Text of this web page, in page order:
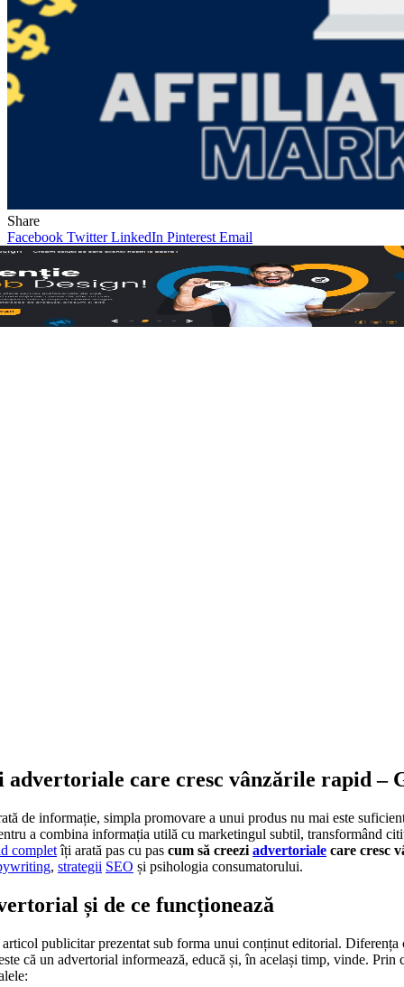
Share
Facebook Twitter LinkedIn Pinterest Email
advertoriale care cresc vânzările rapid –
de informație, simpla promovare a unui produs nu mai este
a combina informația utilă cu marketingul subtil, transformând
completîți arată pas cu pas cum să creezi advertoriale care cresc
, strategii SEO și psihologia consumatorului.
și de ce funcționează
publicitar prezentat sub forma unui conținut editorial. Diferența
că un advertorial informează, educă și, în același timp, vinde. Prin